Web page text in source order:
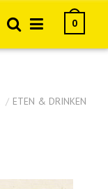
0
/ ETEN & DRINKEN